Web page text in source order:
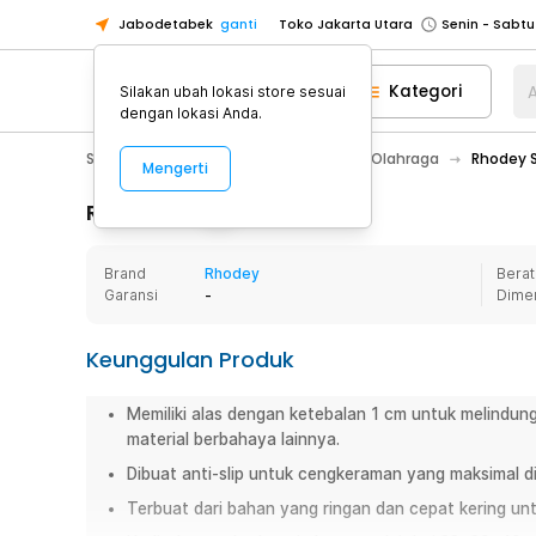
Jabodetabek ganti Toko Jakarta Utara
Toko Tangerang
Toko Cikupa
Pick n Go Jakarta Barat
Senin -
Pick n Go Bekasi
Senin - Jumat
Senin - Jumat
Senin -
Senin -
Toko Tangerang
Pick n Go Jakarta Barat
Senin -
Senin - Jumat
Kategori
Sport & Outdoor Pakaian & Sepatu Olahraga Rhodey
Rincian Produk
Brand
Rhodey
Garansi
-
Keunggulan Produk
Memiliki alas dengan ketebalan 1 cm untuk
material berbahaya lainnya.
Dibuat anti-slip untuk cengkeraman yang maksimal
Terbuat dari bahan yang ringan dan cepat kering
Silakan ubah lokasi store sesuai
dengan lokasi Anda.
Mengerti